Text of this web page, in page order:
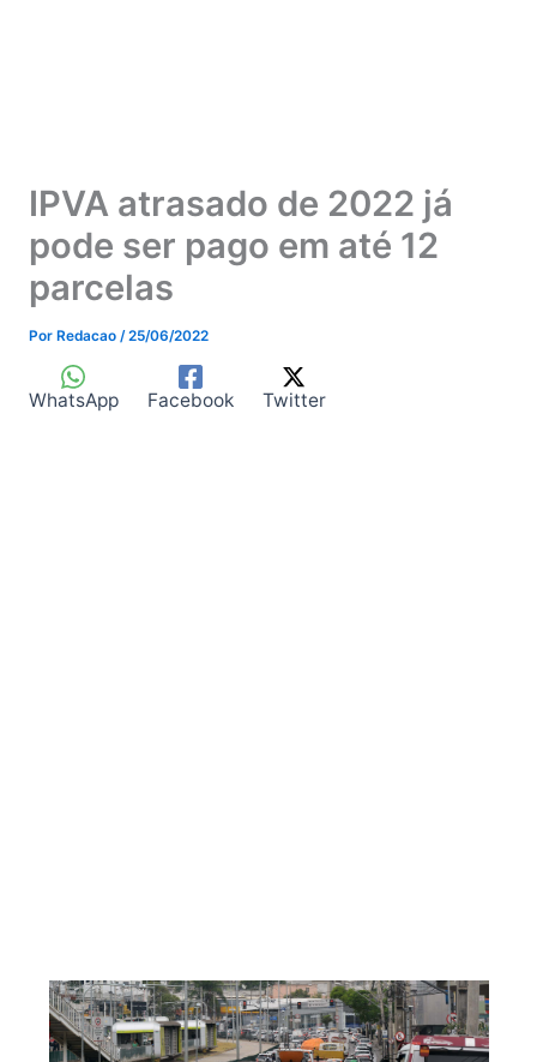
IPVA atrasado de 2022 já
pode ser pago em até 12
parcelas
Por Redacao /25/06/2022
WhatsApp Facebook Twitter